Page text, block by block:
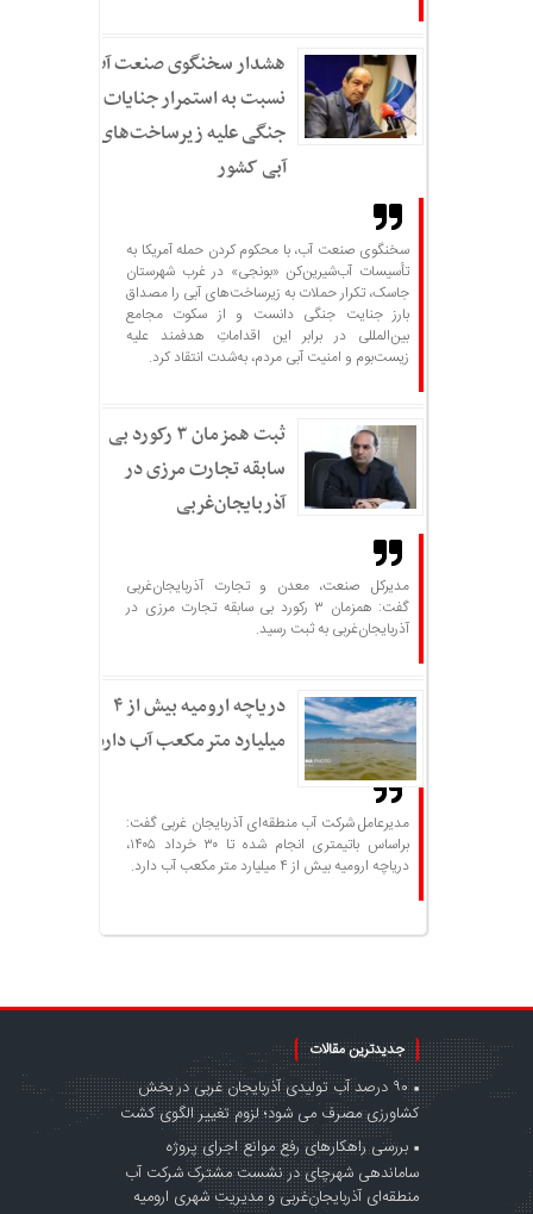
هشدار سخنگوی صنعت آب
نسبت به استمرار جنایات
جنگی علیه زیرساخت‌های
آبی کشور
سخنگوی صنعت آب، با محکوم کردن حمله آمریکا به
تأسیسات آب‌شیرین‌کن «بونجی» در غرب شهرستان
جاسک، تکرار حملات به زیرساخت‌های آبی را مصداق
بارز جنایت جنگی دانست و از سکوت مجامع
بین‌المللی در برابر این اقداماتِ هدفمند علیه
زیست‌بوم و امنیت آبی مردم، به‌شدت انتقاد کرد.
ثبت همزمان ۳ رکورد بی
سابقه تجارت مرزی در
آذربایجان‌غربی
مدیرکل صنعت، معدن و تجارت آذربایجان‌غربی
گفت: همزمان ۳ رکورد بی سابقه تجارت مرزی در
آذربایجان‌غربی به ثبت رسید.
دریاچه ارومیه بیش از ۴
میلیارد مترمکعب آب دارد
مدیرعامل شرکت آب منطقه‌ای آذربایجان غربی گفت:
براساس باتیمتری انجام شده تا ۳۰ خرداد ۱۴۰۵،
دریاچه ارومیه بیش از ۴ میلیارد متر مکعب آب دارد.
جدیدترین مقالات
۹۰ درصد آب تولیدی آذربایجان غربی در بخش
کشاورزی مصرف می شود؛ لزوم تغییر الگوی کشت
بررسی راهکارهای رفع موانع اجرای پروژه
ساماندهی شهرچای در نشست مشترک شرکت آب
منطقه‌ای آذربایجان‌غربی و مدیریت شهری ارومیه